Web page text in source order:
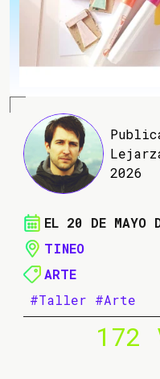
2026
EL 20 DE MAYO
TINEO
ARTE
#Taller #Arte
172